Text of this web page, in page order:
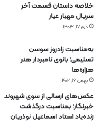
خلاصه داستان قسمت آخر
سریال مهیار عیار
دی ۱۷, ۱۴۰۳
به‌مناسبت زادروز سوسن
تسلیمی؛ بانوی نامبردار هنر
هزاره‌ها
بهمن ۱۶, ۱۴۰۲
عکس‌های ارسالی از سوی شهروند
خبرنگار؛ بمناسبت درگذشت
زنده‌یاد استاد اسماعیل نوذریان